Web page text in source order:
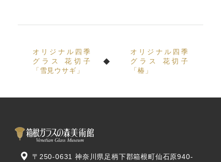
オリジナル四季
グラス 花切子
「雪見ウサギ」
オリジナル四季
グラス 花切子
「椿」
〒250-0631 神奈川県足柄下郡箱根町仙石原940-